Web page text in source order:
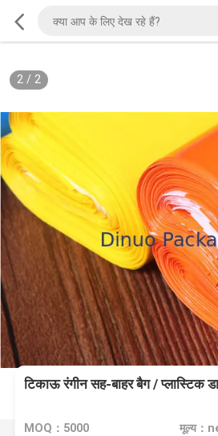
2/ 2
टिकाऊ रंगीन सह-बाहर बैग / प्लास्टिक
MOQ：5000 मूल्य：